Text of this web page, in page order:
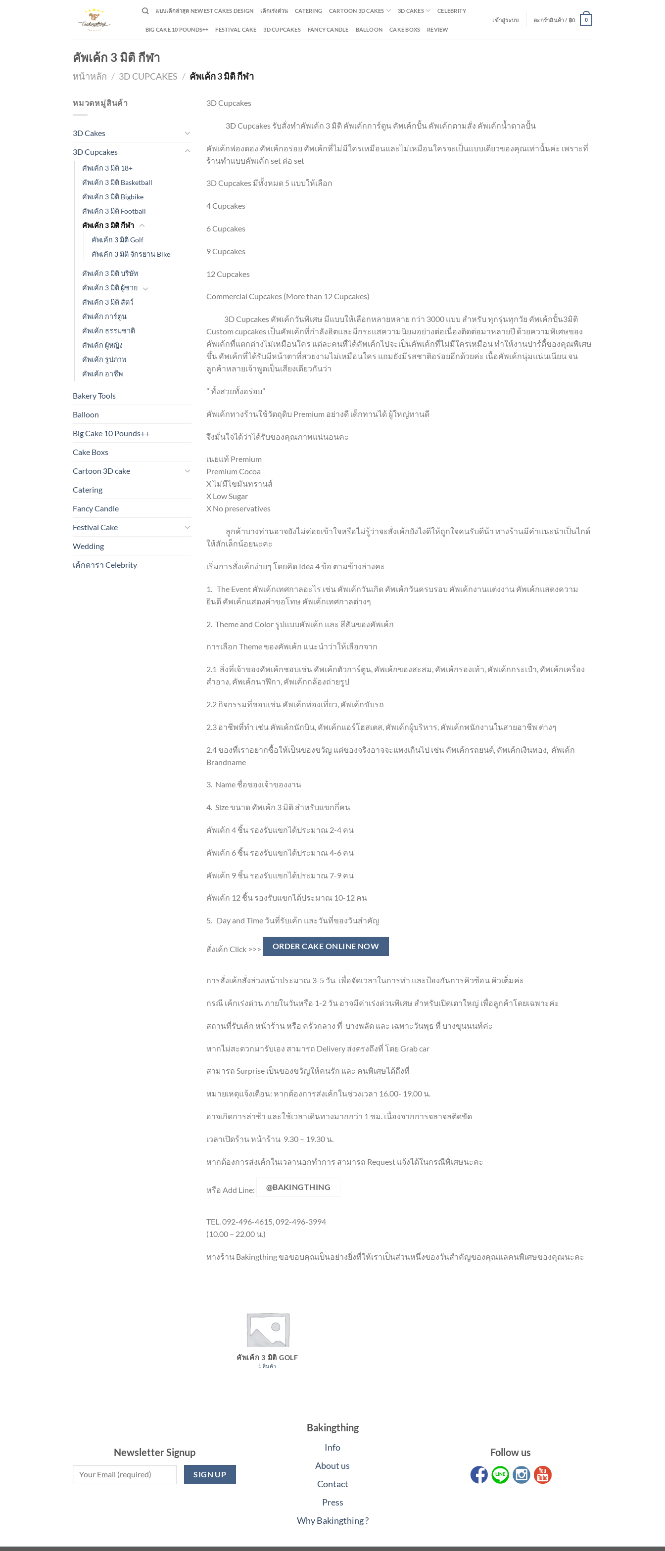
แบบเค้กล่าสุด NEWEST CAKES DESIGN เค้กเร่งด่วน CATERING CARTOON 3D CAKES 3D CAKES CELEBRITY
BIG CAKE 10 POUNDS++ FESTIVAL CAKE 3D CUPCAKES FANCY CANDLE BALLOON CAKE BOXS REVIEW
เข้าสู่ระบบ ตะกร้าสินค้า / ฿0 0
คัพเค้ก 3 มิติ กีฬา
หน้าหลัก / 3D CUPCAKES / คัพเค้ก 3 มิติ กีฬา
หมวดหมู่สินค้า
3D Cakes
3D Cupcakes
คัพเค้ก 3 มิติ 18+
คัพเค้ก 3 มิติ Basketball
คัพเค้ก 3 มิติ Bigbike
คัพเค้ก 3 มิติ Football
คัพเค้ก 3 มิติ กีฬา
คัพเค้ก 3 มิติ Golf
คัพเค้ก 3 มิติ จักรยาน Bike
คัพเค้ก 3 มิติ บริษัท
คัพเค้ก 3 มิติ ผู้ชาย
คัพเค้ก 3 มิติ สัตว์
คัพเค้ก การ์ตูน
คัพเค้ก ธรรมชาติ
คัพเค้ก ผู้หญิง
คัพเค้ก รูปภาพ
คัพเค้ก อาชีพ
Bakery Tools
Balloon
Big Cake 10 Pounds++
Cake Boxs
Cartoon 3D cake
Catering
Fancy Candle
Festival Cake
Wedding
เค้กดารา Celebrity
3D Cupcakes
3D Cupcakes รับสั่งทำคัพเค้ก 3 มิติ คัพเค้กการ์ตูน คัพเค้กปั้น คัพเค้กตามสั่ง คัพเค้กน้ำตาลปั้น
คัพเค้กฟองดอง คัพเค้กอร่อย คัพเค้กที่ไม่มีใครเหมือนและไม่เหมือนใครจะเป็นแบบเดียวของคุณเท่านั้นค่ะ เพราะที่
ร้านทำแบบคัพเค้ก set ต่อ set
3D Cupcakes มีทั้งหมด 5 แบบให้เลือก
4 Cupcakes
6 Cupcakes
9 Cupcakes
12 Cupcakes
Commercial Cupcakes (More than 12 Cupcakes)
3D Cupcakes คัพเค้กวันพิเศษ มีแบบให้เลือกหลายหลาย กว่า 3000 แบบ สำหรับ ทุกรุ่นทุกวัย คัพเค้กปั้น3มิติ
Custom cupcakes เป็นคัพเค้กที่กำลังฮิตและมีกระแสความนิยมอย่างต่อเนื่องติดต่อมาหลายปี ด้วยความพิเศษของ
คัพเค้กที่แตกต่างไม่เหมือนใคร แต่ละคนที่ได้คัพเค้กไปจะเป็นคัพเค้กที่ไม่มีใครเหมือน ทำให้งานปาร์ตี้ของคุณพิเศษ
ขึ้น คัพเค้กที่ได้รับมีหน้าตาที่สวยงามไม่เหมือนใคร แถมยังมีรสชาติอร่อยอีกด้วยค่ะ เนื้อคัพเค้กนุ่มแน่นเนียน จน
ลูกค้าหลายเจ้าพูดเป็นเสียงเดียวกันว่า
” ทั้งสวยทั้งอร่อย”
คัพเค้กทางร้านใช้วัตถุดิบ Premium อย่างดี เด็กทานได้ ผู้ใหญ่ทานดี
จึงมั่นใจได้ว่าได้รับของคุณภาพแน่นอนคะ
เนยแท้ Premium
Premium Cocoa
X ไม่มีไขมันทรานส์
X Low Sugar
X No preservatives
ลูกค้าบางท่านอาจยังไม่ค่อยเข้าใจหรือไม่รู้ว่าจะสั่งเค้กยังไงดีให้ถูกใจคนรับดีน้า ทางร้านมีคำแนะนำเป็นไกด์
ให้สักเล็กน้อยนะคะ
เริ่มการสั่งเค้กง่ายๆ โดยคิด Idea 4 ข้อ ตามข้างล่างคะ
1. The Event คัพเค้กเทศกาลอะไร เช่น คัพเค้กวันเกิด คัพเค้กวันครบรอบ คัพเค้กงานแต่งงาน คัพเค้กแสดงความ
ยินดี คัพเค้กแสดงคำขอโทษ คัพเค้กเทศกาลต่างๆ
2. Theme and Color รูปแบบคัพเค้ก และ สีสันของคัพเค้ก
การเลือก Theme ของคัพเค้ก แนะนำว่าให้เลือกจาก
2.1 สิ่งที่เจ้าของคัพเค้กชอบเช่น คัพเค้กตัวการ์ตูน, คัพเค้กของสะสม, คัพเค้กรองเท้า, คัพเค้กกระเป๋า, คัพเค้กเครื่อง
สำอาง, คัพเค้กนาฬิกา, คัพเค้กกล้องถ่ายรูป
2.2 กิจกรรมที่ชอบเช่น คัพเค้กท่องเที่ยว, คัพเค้กขับรถ
2.3 อาชีพที่ทำ เช่น คัพเค้กนักบิน, คัพเค้กแอร์โฮสเตส, คัพเค้กผู้บริหาร, คัพเค้กพนักงานในสายอาชีพ ต่างๆ
2.4 ของที่เราอยากซื้อให้เป็นของขวัญ แต่ของจริงอาจจะแพงเกินไป เช่น คัพเค้กรถยนต์, คัพเค้กเงินทอง, คัพเค้ก
Brandname
3. Name ชื่อของเจ้าของงาน
4. Size ขนาด คัพเค้ก 3 มิติ สำหรับแขกกี่คน
คัพเค้ก 4 ชิ้น รองรับแขกได้ประมาณ 2-4 คน
คัพเค้ก 6 ชิ้น รองรับแขกได้ประมาณ 4-6 คน
คัพเค้ก 9 ชิ้น รองรับแขกได้ประมาณ 7-9 คน
คัพเค้ก 12 ชิ้น รองรับแขกได้ประมาณ 10-12 คน
5. Day and Time วันที่รับเค้ก และวันที่ของวันสำคัญ
สั่งเค้ก Click >>> ORDER CAKE ONLINE NOW
การสั่งเค้กสั่งล่วงหน้าประมาณ 3-5 วัน เพื่อจัดเวลาในการทำ และป้องกันการคิวซ้อน คิวเต็มค่ะ
กรณี เค้กเร่งด่วน ภายในวันหรือ 1-2 วัน อาจมีค่าเร่งด่วนพิเศษ สำหรับเปิดเตาใหญ่ เพื่อลูกค้าโดยเฉพาะค่ะ
สถานที่รับเค้ก หน้าร้าน หรือ ครัวกลาง ที่ บางพลัด และ เฉพาะวันพุธ ที่ บางขุนนนท์ค่ะ
หากไม่สะดวกมารับเอง สามารถ Delivery ส่งตรงถึงที่ โดย Grab car
สามารถ Surprise เป็นของขวัญให้คนรัก และ คนพิเศษได้ถึงที่
หมายเหตุแจ้งเตือน: หากต้องการส่งเค้กในช่วงเวลา 16.00- 19.00 น.
อาจเกิดการล่าช้า และใช้เวลาเดินทางมากกว่า 1 ชม. เนื่องจากการจลาจลติดขัด
เวลาเปิดร้าน หน้าร้าน 9.30 – 19.30 น.
หากต้องการส่งเค้กในเวลานอกทำการ สามารถ Request แจ้งได้ในกรณีพิเศษนะคะ
หรือ Add Line: @BAKINGTHING
TEL. 092-496-4615, 092-496-3994
(10.00 – 22.00 น.)
ทางร้าน Bakingthing ขอขอบคุณเป็นอย่างยิ่งที่ให้เราเป็นส่วนหนึ่งของวันสำคัญของคุณแลคนพิเศษของคุณนะคะ
คัพเค้ก 3 มิติ GOLF
1 สินค้า
Newsletter Signup
Bakingthing
Info
About us
Contact
Press
Why Bakingthing ?
Follow us